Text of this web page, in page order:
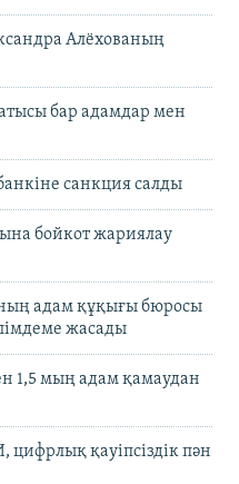
Алёхованың
бар адамдар мен
санкция салды
бойкот жариялау
адам құқығы бюросы
жасады
1,5 мың адам қамаудан
қауіпсіздік пән